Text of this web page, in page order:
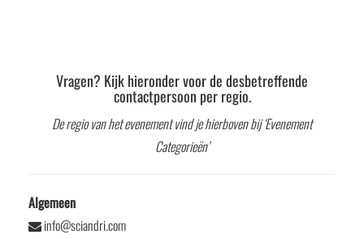
Vragen? Kijk hieronder voor de desbetreffende
contactpersoon per regio.
De regio van het evenement vind je hierboven bij ‘Evenement
Categorieën’
Algemeen
info@sciandri.com